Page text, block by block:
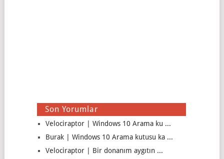
Son Yorumlar
Velociraptor | Windows 10 Arama ku ...
Burak | Windows 10 Arama kutusu ka ...
Velociraptor | Bir donanım aygıtın ...